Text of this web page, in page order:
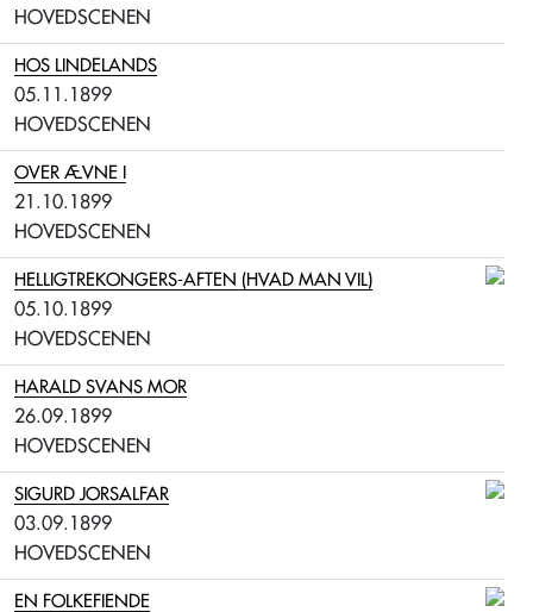
HOVEDSCENEN
HOS LINDELANDS
05.11.1899
HOVEDSCENEN
OVER ÆVNE I
21.10.1899
HOVEDSCENEN
HELLIGTREKONGERS-AFTEN (HVAD MAN VIL)
05.10.1899
HOVEDSCENEN
HARALD SVANS MOR
26.09.1899
HOVEDSCENEN
SIGURD JORSALFAR
03.09.1899
HOVEDSCENEN
EN FOLKEFIENDE